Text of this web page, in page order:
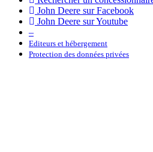
John Deere sur Face­book
John Deere sur Youtube
–
Editeurs et héber­ge­ment
Protec­tion des données privées